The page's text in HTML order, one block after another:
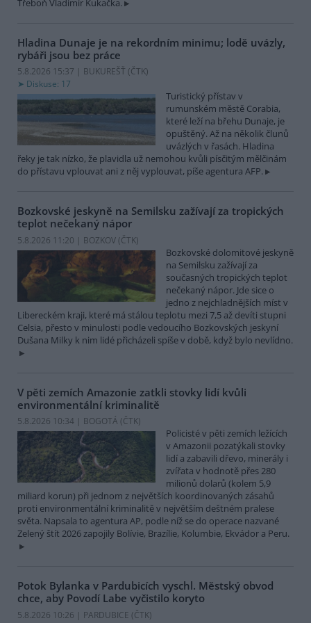
Třeboň Vladimír Kukačka.
Hladina Dunaje je na rekordním minimu; lodě uvázly,
rybáři jsou bez práce
5.8.2026 15:37 | BUKUREŠŤ (ČTK)
Diskuse: 17
Turistický přístav v
rumunském městě Corabia,
které leží na břehu Dunaje, je
opuštěný. Až na několik člunů
uvázlých v řasách. Hladina
řeky je tak nízko, že plavidla už nemohou kvůli písčitým mělčinám
do přístavu vplouvat ani z něj vyplouvat, píše agentura AFP.
Bozkovské jeskyně na Semilsku zažívají za tropických
teplot nečekaný nápor
5.8.2026 11:20 | BOZKOV (ČTK)
Bozkovské dolomitové jeskyně
na Semilsku zažívají za
současných tropických teplot
nečekaný nápor. Jde sice o
jedno z nejchladnějších míst v
Libereckém kraji, které má stálou teplotu mezi 7,5 až devíti stupni
Celsia, přesto v minulosti podle vedoucího Bozkovských jeskyní
Dušana Milky k nim lidé přicházeli spíše v době, když bylo nevlídno.
V pěti zemích Amazonie zatkli stovky lidí kvůli
environmentální kriminalitě
5.8.2026 10:34 | BOGOTÁ (ČTK)
Policisté v pěti zemích ležících
v Amazonii pozatýkali stovky
lidí a zabavili dřevo, minerály i
zvířata v hodnotě přes 280
milionů dolarů (kolem 5,9
miliard korun) při jednom z největších koordinovaných zásahů
proti environmentální kriminalitě v největším deštném pralese
světa. Napsala to agentura AP, podle níž se do operace nazvané
Zelený štít 2026 zapojily Bolívie, Brazílie, Kolumbie, Ekvádor a Peru.
Potok Bylanka v Pardubicích vyschl. Městský obvod
chce, aby Povodí Labe vyčistilo koryto
5.8.2026 10:26 | PARDUBICE (ČTK)